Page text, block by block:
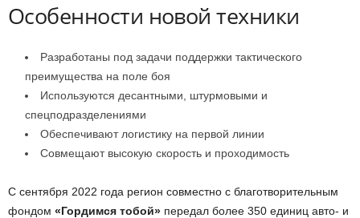
Особенности новой техники
Разработаны под задачи поддержки тактического
преимущества на поле боя
Используются десантными, штурмовыми и
спецподразделениями
Обеспечивают логистику на первой линии
Совмещают высокую скорость и проходимость
С сентября 2022 года регион совместно с благотворительным
фондом «Гордимся тобой» передал более 350 единиц авто- и